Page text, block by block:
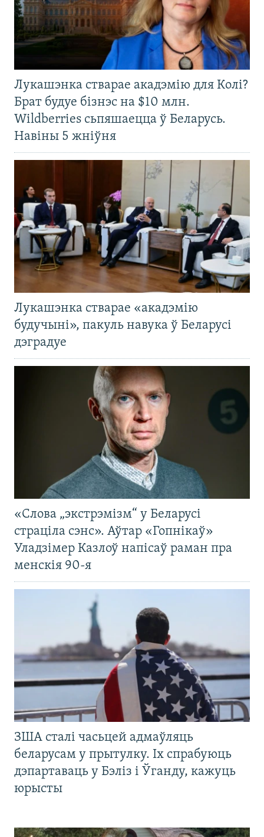
Лукашэнка стварае акадэмію для Колі?
Брат будуе бізнэс на $10 млн.
Wildberries сьпяшаецца ў Беларусь.
Навіны 5 жніўня
Лукашэнка стварае «акадэмію
будучыні», пакуль навука ў Беларусі
дэградуе
«Слова „экстрэмізм“ у Беларусі
страціла сэнс». Аўтар «Гопнікаў»
Уладзімер Казлоў напісаў раман пра
менскія 90-я
ЗША сталі часьцей адмаўляць
беларусам у прытулку. Іх спрабуюць
дэпартаваць у Бэліз і Ўганду, кажуць
юрысты